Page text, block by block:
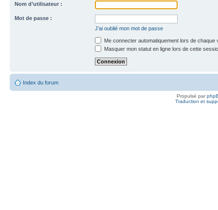
Nom d’utilisateur :
Mot de passe :
J’ai oublié mon mot de passe
Me connecter automatiquement lors de chaque
Masquer mon statut en ligne lors de cette
Index du forum
Propulsé par
Traduction et